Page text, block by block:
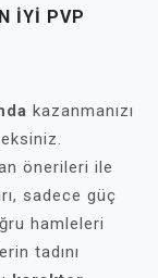
İYI PVP
kazanmanızı
önerileri ile
sadece güç
hamleleri
tadını